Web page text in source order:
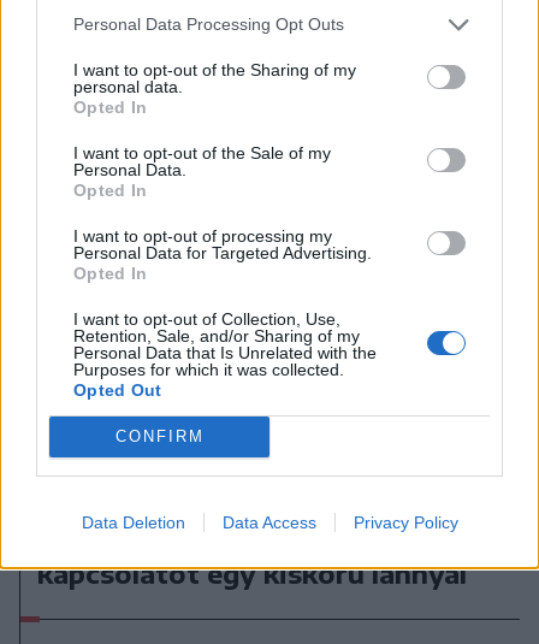
Personal Data Processing Opt Outs
I want to opt-out of the Sharing of my
personal data.
Opted In
I want to opt-out of the Sale of my
Personal Data.
Opted In
I want to opt-out of processing my
Personal Data for Targeted Advertising.
Opted In
I want to opt-out of Collection, Use,
Retention, Sale, and/or Sharing of my
Personal Data that Is Unrelated with the
Purposes for which it was collected.
Opted Out
CONFIRM
Data Deletion Data Access Privacy Policy
2026. augusztus 06., csütörtök
Letartóztattak egy férfit, aki
hónapokon át létesített szexuális
kapcsolatot egy kiskorú lánnyal